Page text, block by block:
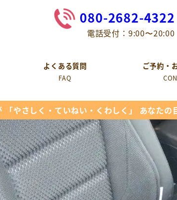
080-2682-4322
電話受付：9:00〜20:00
よくある質問
FAQ
ご予約・
やさしく・ていねい・くわしく」 あなたの